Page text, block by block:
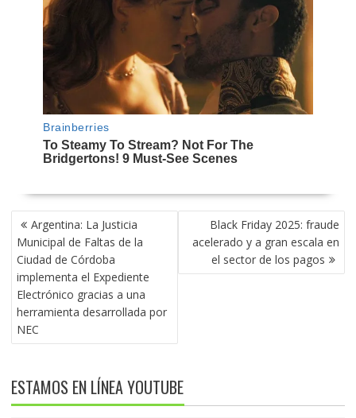
NAVEGACIÓN
DE
ENTRADAS
Argentina: La Justicia
Municipal de Faltas de la
Ciudad de Córdoba
implementa el Expediente
Electrónico gracias a una
herramienta desarrollada por
NEC
Black Friday 2025: fraude
acelerado y a gran escala en
el sector de los pagos
ESTAMOS EN LÍNEA YOUTUBE